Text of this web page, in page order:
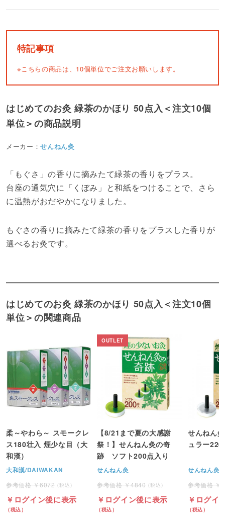
特記事項
※こちらの商品は、10個単位でご注文お願いします。
はじめてのお灸 緑茶のかほり 50点入＜注文10個
単位＞の商品説明
メーカー：せんねん灸
「もぐさ」の香りに摘みたて緑茶の香りをプラス。
台座の通気穴に「くぼみ」と和紙をつけることで、さら
に温熱がおだやかになりました。
もぐさの香りに摘みたて緑茶の香りをプラスした香りが
選べるお灸です。
はじめてのお灸 緑茶のかほり 50点入＜注文10個
単位＞の関連商品
柔～やわら～ スモークレ
ス180壮入 煙少な目（大
和漢）
大和漢/DAIWAKAN
6072
ログイン後に表示
【8/21まで夏の大感謝
祭！】せんねん灸の奇
跡 ソフト200点入り
せんねん灸
4840
ログイン後に表示
せんねん
ュラー
せんねん灸
ログイ